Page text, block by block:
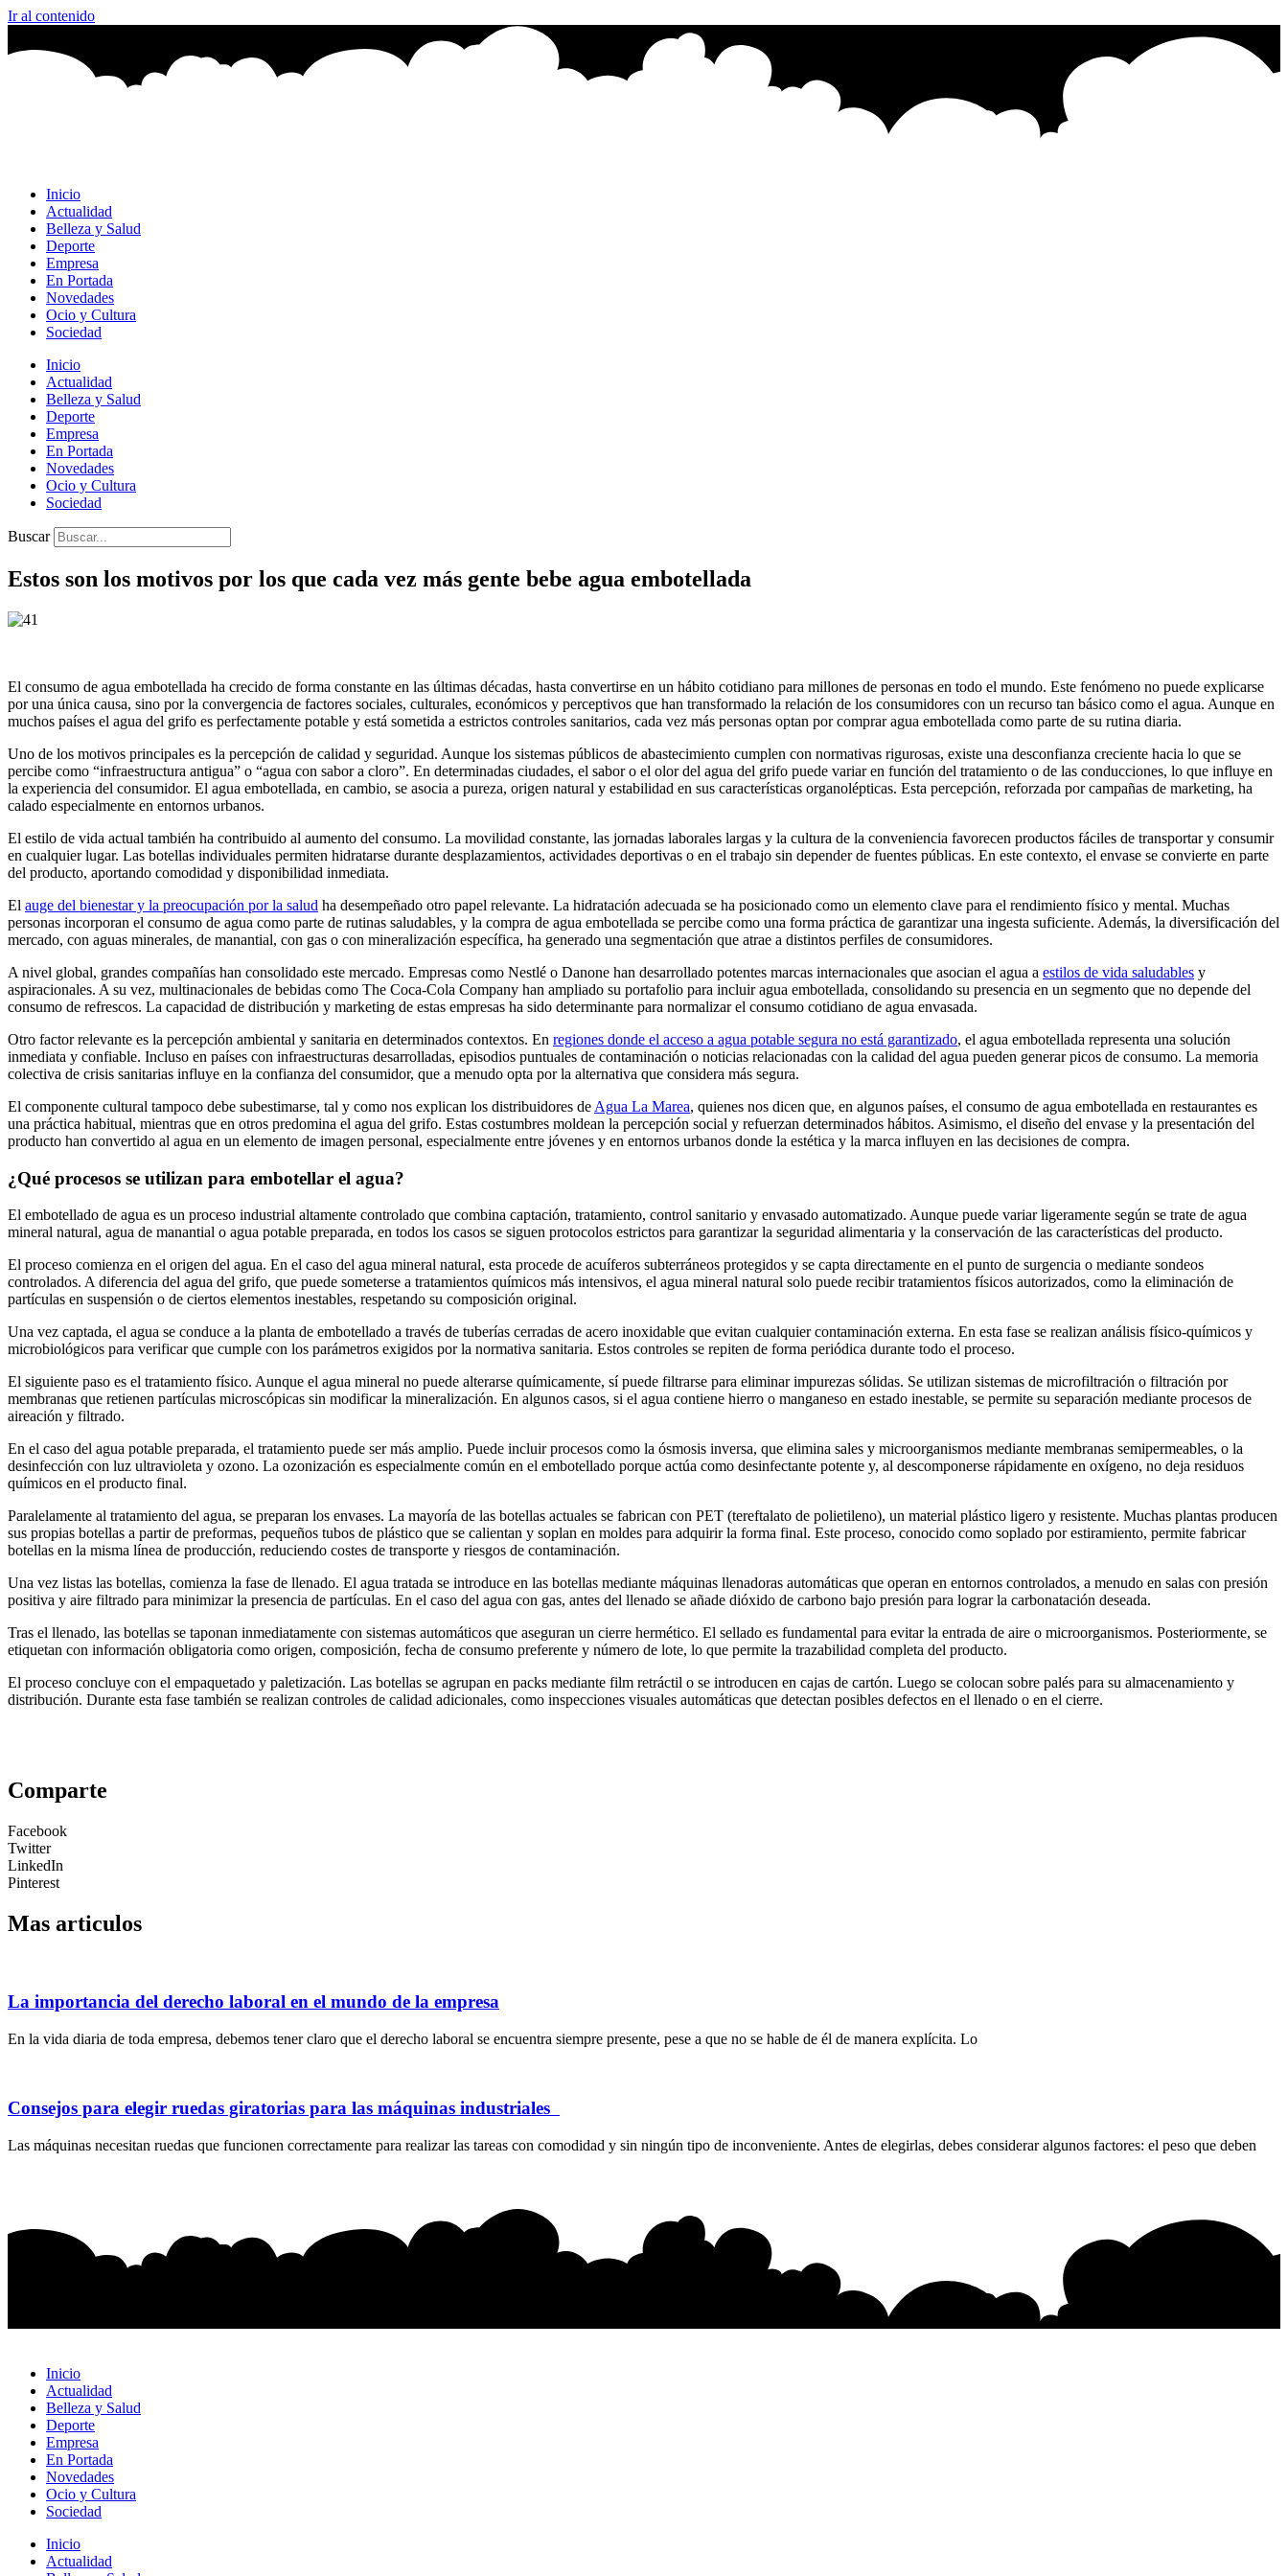
Ir al contenido
Inicio
Actualidad
Belleza y Salud
Deporte
Empresa
En Portada
Novedades
Ocio y Cultura
Sociedad
Inicio
Actualidad
Belleza y Salud
Deporte
Empresa
En Portada
Novedades
Ocio y Cultura
Sociedad
Buscar
Estos son los motivos por los que cada vez más gente bebe agua embotellada
El consumo de agua embotellada ha crecido de forma constante en las últimas décadas, hasta convertirse en un hábito cotidiano para millones de personas en todo el mundo. Este fenómeno no puede explicarse
por una única causa, sino por la convergencia de factores sociales, culturales, económicos y perceptivos que han transformado la relación de los consumidores con un recurso tan básico como el agua. Aunque en
muchos países el agua del grifo es perfectamente potable y está sometida a estrictos controles sanitarios, cada vez más personas optan por comprar agua embotellada como parte de su rutina diaria.
Uno de los motivos principales es la percepción de calidad y seguridad. Aunque los sistemas públicos de abastecimiento cumplen con normativas rigurosas, existe una desconfianza creciente hacia lo que se
percibe como “infraestructura antigua” o “agua con sabor a cloro”. En determinadas ciudades, el sabor o el olor del agua del grifo puede variar en función del tratamiento o de las conducciones, lo que influye en
la experiencia del consumidor. El agua embotellada, en cambio, se asocia a pureza, origen natural y estabilidad en sus características organolépticas. Esta percepción, reforzada por campañas de marketing, ha
calado especialmente en entornos urbanos.
El estilo de vida actual también ha contribuido al aumento del consumo. La movilidad constante, las jornadas laborales largas y la cultura de la conveniencia favorecen productos fáciles de transportar y consumir
en cualquier lugar. Las botellas individuales permiten hidratarse durante desplazamientos, actividades deportivas o en el trabajo sin depender de fuentes públicas. En este contexto, el envase se convierte en parte
del producto, aportando comodidad y disponibilidad inmediata.
El auge del bienestar y la preocupación por la salud ha desempeñado otro papel relevante. La hidratación adecuada se ha posicionado como un elemento clave para el rendimiento físico y mental. Muchas
personas incorporan el consumo de agua como parte de rutinas saludables, y la compra de agua embotellada se percibe como una forma práctica de garantizar una ingesta suficiente. Además, la diversificación del
mercado, con aguas minerales, de manantial, con gas o con mineralización específica, ha generado una segmentación que atrae a distintos perfiles de consumidores.
A nivel global, grandes compañías han consolidado este mercado. Empresas como Nestlé o Danone han desarrollado potentes marcas internacionales que asocian el agua a estilos de vida saludables y
aspiracionales. A su vez, multinacionales de bebidas como The Coca-Cola Company han ampliado su portafolio para incluir agua embotellada, consolidando su presencia en un segmento que no depende del
consumo de refrescos. La capacidad de distribución y marketing de estas empresas ha sido determinante para normalizar el consumo cotidiano de agua envasada.
Otro factor relevante es la percepción ambiental y sanitaria en determinados contextos. En regiones donde el acceso a agua potable segura no está garantizado, el agua embotellada representa una solución
inmediata y confiable. Incluso en países con infraestructuras desarrolladas, episodios puntuales de contaminación o noticias relacionadas con la calidad del agua pueden generar picos de consumo. La memoria
colectiva de crisis sanitarias influye en la confianza del consumidor, que a menudo opta por la alternativa que considera más segura.
El componente cultural tampoco debe subestimarse, tal y como nos explican los distribuidores de Agua La Marea, quienes nos dicen que, en algunos países, el consumo de agua embotellada en restaurantes es
una práctica habitual, mientras que en otros predomina el agua del grifo. Estas costumbres moldean la percepción social y refuerzan determinados hábitos. Asimismo, el diseño del envase y la presentación del
producto han convertido al agua en un elemento de imagen personal, especialmente entre jóvenes y en entornos urbanos donde la estética y la marca influyen en las decisiones de compra.
¿Qué procesos se utilizan para embotellar el agua?
El embotellado de agua es un proceso industrial altamente controlado que combina captación, tratamiento, control sanitario y envasado automatizado. Aunque puede variar ligeramente según se trate de agua
mineral natural, agua de manantial o agua potable preparada, en todos los casos se siguen protocolos estrictos para garantizar la seguridad alimentaria y la conservación de las características del producto.
El proceso comienza en el origen del agua. En el caso del agua mineral natural, esta procede de acuíferos subterráneos protegidos y se capta directamente en el punto de surgencia o mediante sondeos
controlados. A diferencia del agua del grifo, que puede someterse a tratamientos químicos más intensivos, el agua mineral natural solo puede recibir tratamientos físicos autorizados, como la eliminación de
partículas en suspensión o de ciertos elementos inestables, respetando su composición original.
Una vez captada, el agua se conduce a la planta de embotellado a través de tuberías cerradas de acero inoxidable que evitan cualquier contaminación externa. En esta fase se realizan análisis físico-químicos y
microbiológicos para verificar que cumple con los parámetros exigidos por la normativa sanitaria. Estos controles se repiten de forma periódica durante todo el proceso.
El siguiente paso es el tratamiento físico. Aunque el agua mineral no puede alterarse químicamente, sí puede filtrarse para eliminar impurezas sólidas. Se utilizan sistemas de microfiltración o filtración por
membranas que retienen partículas microscópicas sin modificar la mineralización. En algunos casos, si el agua contiene hierro o manganeso en estado inestable, se permite su separación mediante procesos de
aireación y filtrado.
En el caso del agua potable preparada, el tratamiento puede ser más amplio. Puede incluir procesos como la ósmosis inversa, que elimina sales y microorganismos mediante membranas semipermeables, o la
desinfección con luz ultravioleta y ozono. La ozonización es especialmente común en el embotellado porque actúa como desinfectante potente y, al descomponerse rápidamente en oxígeno, no deja residuos
químicos en el producto final.
Paralelamente al tratamiento del agua, se preparan los envases. La mayoría de las botellas actuales se fabrican con PET (tereftalato de polietileno), un material plástico ligero y resistente. Muchas plantas producen
sus propias botellas a partir de preformas, pequeños tubos de plástico que se calientan y soplan en moldes para adquirir la forma final. Este proceso, conocido como soplado por estiramiento, permite fabricar
botellas en la misma línea de producción, reduciendo costes de transporte y riesgos de contaminación.
Una vez listas las botellas, comienza la fase de llenado. El agua tratada se introduce en las botellas mediante máquinas llenadoras automáticas que operan en entornos controlados, a menudo en salas con presión
positiva y aire filtrado para minimizar la presencia de partículas. En el caso del agua con gas, antes del llenado se añade dióxido de carbono bajo presión para lograr la carbonatación deseada.
Tras el llenado, las botellas se taponan inmediatamente con sistemas automáticos que aseguran un cierre hermético. El sellado es fundamental para evitar la entrada de aire o microorganismos. Posteriormente, se
etiquetan con información obligatoria como origen, composición, fecha de consumo preferente y número de lote, lo que permite la trazabilidad completa del producto.
El proceso concluye con el empaquetado y paletización. Las botellas se agrupan en packs mediante film retráctil o se introducen en cajas de cartón. Luego se colocan sobre palés para su almacenamiento y
distribución. Durante esta fase también se realizan controles de calidad adicionales, como inspecciones visuales automáticas que detectan posibles defectos en el llenado o en el cierre.
Comparte
Facebook
Twitter
LinkedIn
Pinterest
Mas articulos
La importancia del derecho laboral en el mundo de la empresa
En la vida diaria de toda empresa, debemos tener claro que el derecho laboral se encuentra siempre presente, pese a que no se hable de él de manera explícita. Lo
Consejos para elegir ruedas giratorias para las máquinas industriales
Las máquinas necesitan ruedas que funcionen correctamente para realizar las tareas con comodidad y sin ningún tipo de inconveniente. Antes de elegirlas, debes considerar algunos factores: el peso que deben
Inicio
Actualidad
Belleza y Salud
Deporte
Empresa
En Portada
Novedades
Ocio y Cultura
Sociedad
Inicio
Actualidad